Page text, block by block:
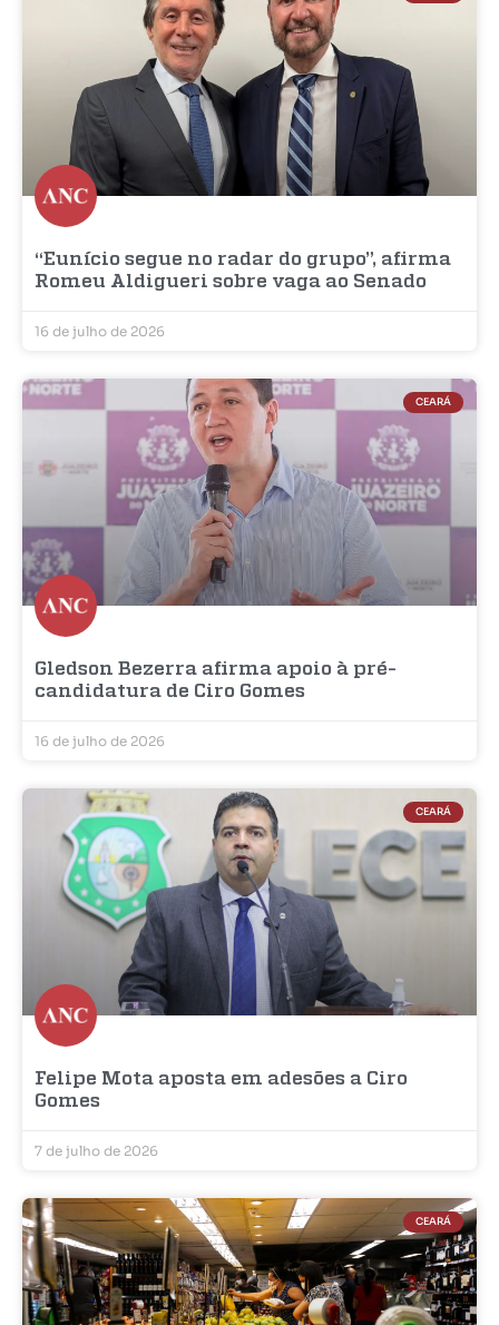
“Eunício segue no radar do grupo”, afirma
Romeu Aldigueri sobre vaga ao Senado
16 de julho de 2026
CEARÁ
Gledson Bezerra afirma apoio à pré-
candidatura de Ciro Gomes
16 de julho de 2026
CEARÁ
Felipe Mota aposta em adesões a Ciro
Gomes
7 de julho de 2026
CEARÁ